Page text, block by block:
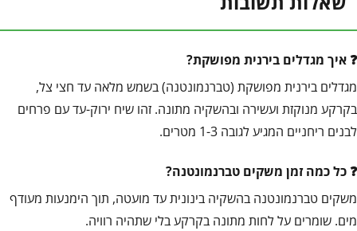
איך מגדלים בירנית מפושקת?
מגדלים בירנית מפושקת (טברנמונטנה) בשמש מלאה עד חצי צל,
בקרקע מנוקזת ועשירה ובהשקיה מתונה. זהו שיח ירוק-עד עם פרחים
לבנים ריחניים המגיע לגובה 1-3 מטרים.
כל כמה זמן משקים טברנמונטנה?
משקים טברנמונטנה בהשקיה בינונית עד מועטה, תוך הימנעות מעודף
מים. שומרים על לחות מתונה בקרקע בלי שתהיה רוויה.